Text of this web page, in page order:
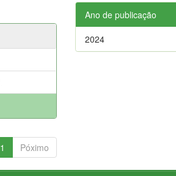
1 Póximo
Ano de publicação
2024